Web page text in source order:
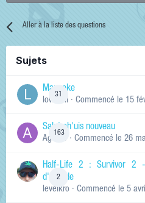
Aller à la liste des questions
Sujets
31
Manneke
lowskill · Commencé le 15
163
Salut ch'uis nouveau
Ag0Nie · Commencé le 26
2
Half-Life 2 : Survivor 2
d'arcade
levelkro · Commencé le 5